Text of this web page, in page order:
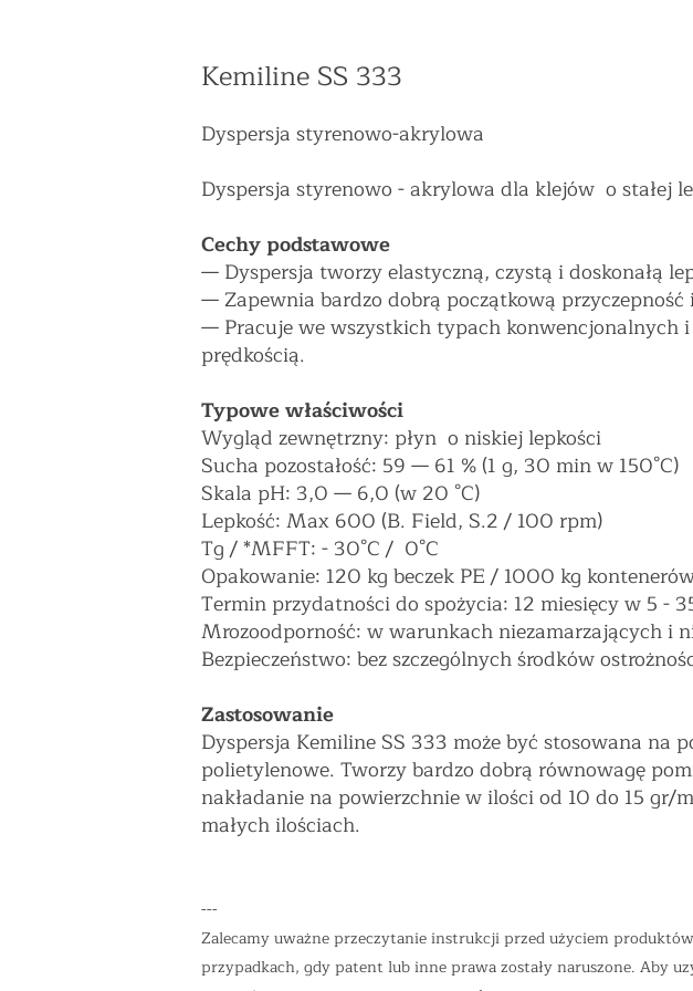
Kemiline SS 333
Dyspersja styrenowo-akrylowa
Dyspersja styrenowo - akrylowa dla klejów o stałej
Cechy podstawowe
— Dyspersja tworzy elastyczną, czystą i doskonałą
—Zapewnia bardzo dobrą początkową przyczepność
— Pracuje we wszystkich typach konwencjonalnych
prędkością.
​Typowe właściwości
Wygląd zewnętrzny: płyn o niskiej lepkości
Sucha pozostałość: 59 — 61 % (1 g, 30 min w 150°C)
Skala pH: 3,0 — 6,0 (w 20 °C)
Lepkość: Max 600 (B. Field, S.2 / 100 rpm)
Tg / *MFFT: - 30°C / 0°C
Opakowanie: 120 kg beczek PE / 1000 kg
Termin przydatności do spożycia: 12 miesięcy w 5 -
Mrozoodporność: w warunkach niezamarzających i
Bezpieczeństwo: bez szczególnych środków
Zastosowanie
Dyspersja Kemiline SS 333 może być stosowana
polietylenowe. Tworzy bardzo dobrą równowagę
nakładanie na powierzchnie w ilości od 10 do 15
małych ilościach.
---
Zalecamy uważne przeczytanie instrukcji przed użyciem
przypadkach, gdy patent lub inne prawa zostały naruszone. Aby